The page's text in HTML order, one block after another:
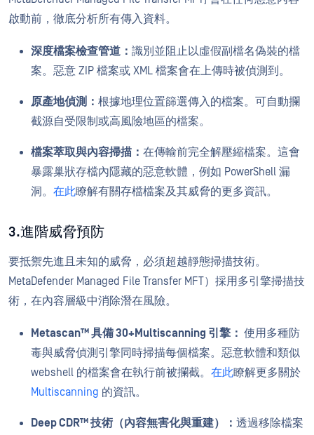
啟動前，徹底分析所有傳入資料。
深度檔案檢查管道： 識別並阻止以虛假副檔名偽裝的檔
案。惡意 ZIP 檔案或 XML 檔案會在上傳時被偵測到。
原產地偵測： 根據地理位置篩選傳入的檔案。可自動攔
截源自受限制或高風險地區的檔案。
檔案萃取與內容掃描： 在傳輸前完全解壓縮檔案。這會
暴露巢狀存檔內隱藏的惡意軟體，例如 PowerShell 漏
洞。 在此瞭解有關存檔檔案及其威脅的更多資訊。
3.進階威脅預防
要抵禦先進且未知的威脅，必須超越靜態掃描技術。
MetaDefender Managed File Transfer MFT）採用多引擎掃描技
術，在內容層級中消除潛在風險。
Metascan™ 具備 30+Multiscanning 引擎： 使用多種防
毒與威脅偵測引擎同時掃描每個檔案。惡意軟體和類似
webshell 的檔案會在執行前被攔截。 在此瞭解更多關於
Multiscanning 的資訊。
Deep CDR™ 技術（內容無害化與重建）： 透過移除檔案